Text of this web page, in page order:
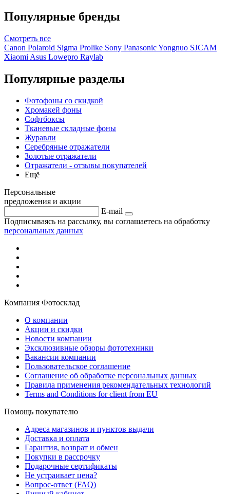
Популярные бренды
Смотреть все
Canon Polaroid Sigma Prolike Sony PanasonicYongnuo SJCAM
Xiaomi Asus Lowepro Raylab
Популярные разделы
Фотофоны со скидкой
Хромакей фоны
Софтбоксы
Тканевые складные фоны
Журавли
Серебряные отражатели
Золотые отражатели
Отражатели - отзывы покупателей
Ещё
Персональные
предложения и акции
E-mail
Подписываясь на рассылку, вы соглашаетесь на обработку
персональных данных
Компания Фотосклад
О компании
Акции и скидки
Новости компании
Эксклюзивные обзоры фототехники
Вакансии компании
Пользовательское соглашение
Соглашение об обработке персональных данных
Правила применения рекомендательных технологий
Terms and Conditions for client from EU
Помощь покупателю
Адреса магазинов и пунктов выдачи
Доставка и оплата
Гарантия, возврат и обмен
Покупки в рассрочку
Подарочные сертификаты
Не устраивает цена?
Вопрос-ответ (FAQ)